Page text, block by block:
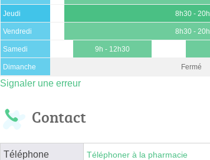
Jeudi 8h30 - 20h
Vendredi 8h30 - 20h
Samedi 9h - 12h30
Dimanche Fermé
Signaler une erreur
Contact
Téléphone Téléphoner à la pharmacie